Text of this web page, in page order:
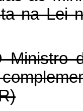
na Lei
Ministro